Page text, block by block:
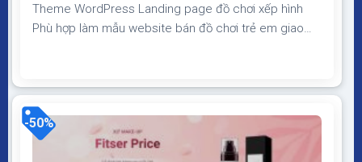
Theme WordPress Landing page đồ chơi xếp hình
Phù hợp làm mẫu website bán đồ chơi trẻ em giao
quảng cáo Theme WordPress Landing page đồ chơi
xếp hình Giao diện tương thích...
-50%